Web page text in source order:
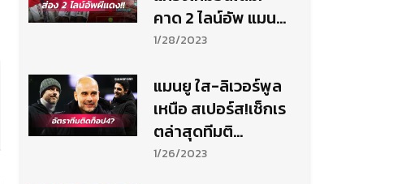
คาด 2 ไลน์อัพ แมนยู
ดวล เรดดิ้ง ศึก เอฟ
1/28/2023
แมนยู ใส-ลิเวอร์พูล
เหนือ สเปอร์ส!เช็กเร
ตล่าสุดทีมติ
ดท็อป4พรีเมียร์ฯ
1/26/2023